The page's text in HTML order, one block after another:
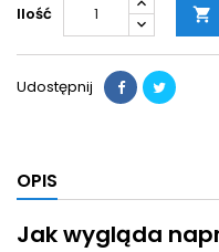
Ilość 
Udostępnij
OPIS
Jak wygląda